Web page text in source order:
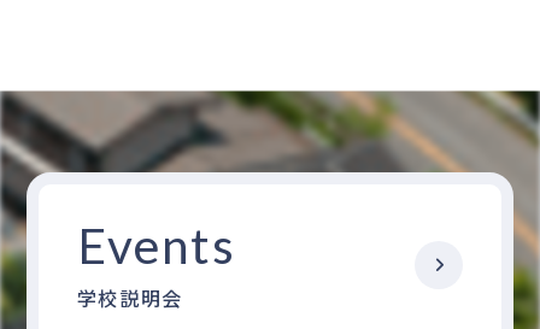
Events
学校説明会